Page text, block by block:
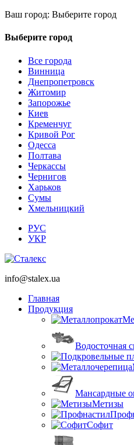
Ваш город: Выберите город
Выберите город
Все города
Винница
Днепропетровск
Житомир
Запорожье
Киев
Кременчуг
Кривой Рог
Одесса
Полтава
Черкассы
Чернигов
Харьков
Сумы
Хмельницкий
РУС
УКР
info@stalex.ua
Главная
Продукция
Водосточная
Мансардные
Метизы
Софит